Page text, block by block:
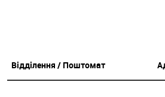
Відділення / Поштомат